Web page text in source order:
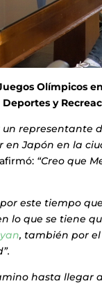
Olímpicos
y
un representante
Japón en la
“Creo que
este tiempo
lo que se tiene
, también por
hasta llegar